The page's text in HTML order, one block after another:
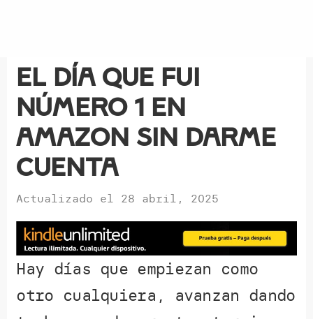
El día que fui
número 1 en
Amazon sin darme
cuenta
Actualizado el 28 abril, 2025
Hay días que empiezan como
otro cualquiera, avanzan dando